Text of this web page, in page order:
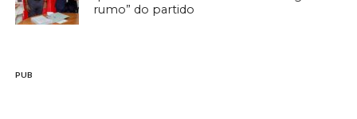
rumo” do partido
PUB